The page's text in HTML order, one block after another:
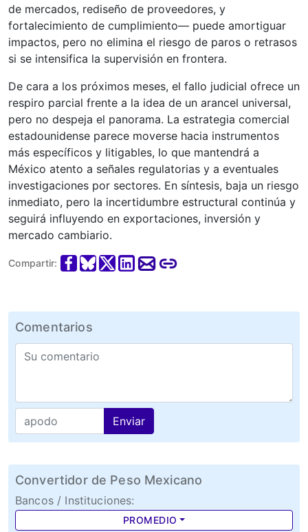
de mercados, rediseño de proveedores, y
fortalecimiento de cumplimiento— puede amortiguar
impactos, pero no elimina el riesgo de paros o retrasos
si se intensifica la supervisión en frontera.
De cara a los próximos meses, el fallo judicial ofrece un
respiro parcial frente a la idea de un arancel universal,
pero no despeja el panorama. La estrategia comercial
estadounidense parece moverse hacia instrumentos
más específicos y litigables, lo que mantendrá a
México atento a señales regulatorias y a eventuales
investigaciones por sectores. En síntesis, baja un riesgo
inmediato, pero la incertidumbre estructural continúa y
seguirá influyendo en exportaciones, inversión y
mercado cambiario.
Compartir:
Comentarios
Enviar
Convertidor de Peso Mexicano
Bancos / Instituciones:
PROMEDIO